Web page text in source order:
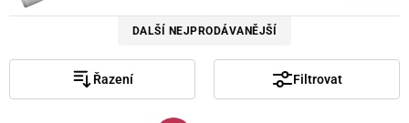
DALŠÍ NEJPRODÁVANĚJŠÍ
Řazení Filtrovat